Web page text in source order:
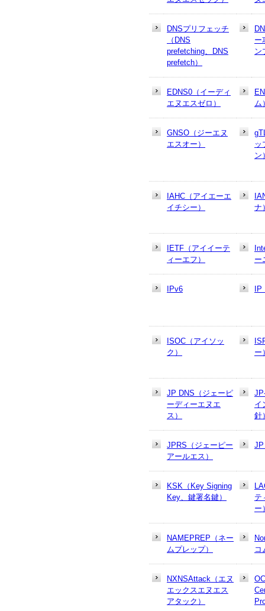
DNSプリフェッチ
（DNS
prefetching、DNS
prefetch）
ー
ン
EDNS0（イーディ
エヌエスゼロ）
ム
GNSO（ジーエヌ
エスオー）
ッ
ン
IAHC（アイエーエ
イチシー）
ナ
IETF（アイイーテ
ィーエフ）
ー
IPv6 IP
ISOC（アイソッ
ク）
ー
JP DNS（ジェーピ
ーディーエヌエ
ス）
イ
針
JPRS（ジェーピー
アールエス）
JP
KSK（Key Signing
Key、鍵署名鍵）
テ
ー
NAMEPREP（ネー
ムプレップ）
コ
NXNSAttack（エヌ
エックスエヌエス
アタック）